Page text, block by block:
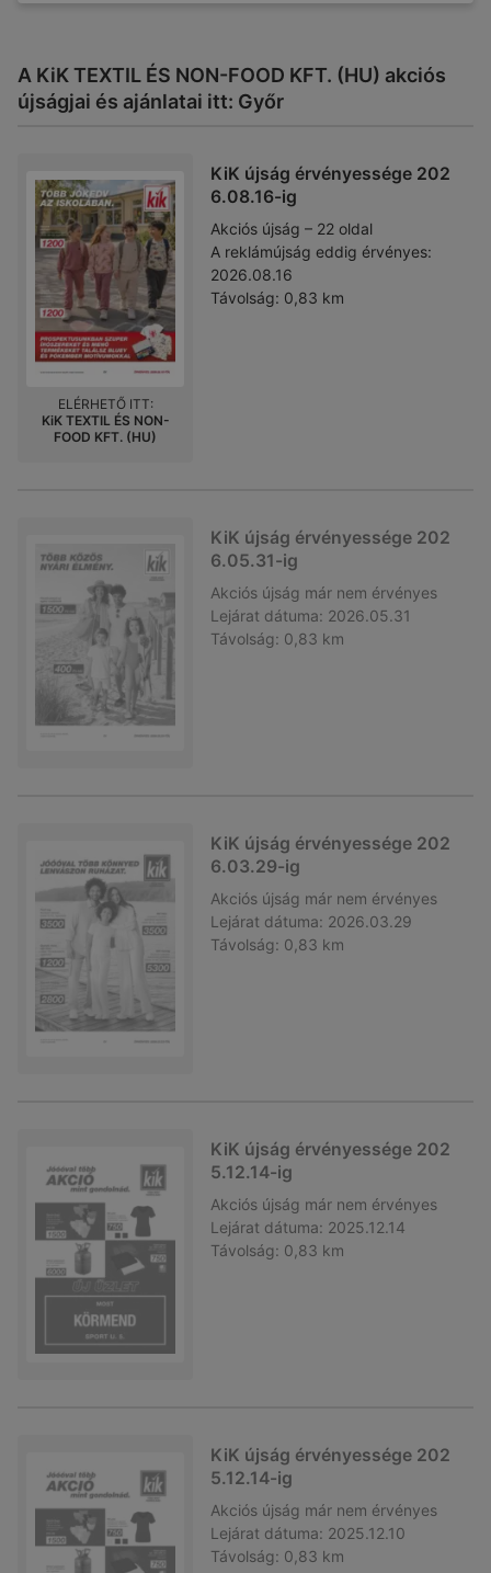
A KiK TEXTIL ÉS NON-FOOD KFT. (HU) akciós
újságjai és ajánlatai itt: Győr
KiK újság érvényessége 202
6.08.16-ig
Akciós újság – 22 oldal
A reklámújság eddig érvényes:
2026.08.16
Távolság: 0,83 km
ELÉRHETŐ ITT:
KiK TEXTIL ÉS NON-
FOOD KFT. (HU)
KiK újság érvényessége 202
6.05.31-ig
Akciós újság már nem érvényes
Lejárat dátuma: 2026.05.31
Távolság: 0,83 km
KiK újság érvényessége 202
6.03.29-ig
Akciós újság már nem érvényes
Lejárat dátuma: 2026.03.29
Távolság: 0,83 km
KiK újság érvényessége 202
5.12.14-ig
Akciós újság már nem érvényes
Lejárat dátuma: 2025.12.14
Távolság: 0,83 km
KiK újság érvényessége 202
5.12.14-ig
Akciós újság már nem érvényes
Lejárat dátuma: 2025.12.10
Távolság: 0,83 km